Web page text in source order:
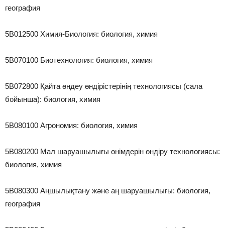
география
5В012500 Химия-Биология: биология, химия
5В070100 Биотехнология: биология, химия
5В072800 Қайта өңдеу өндірістерінің технологиясы (сала
бойынша): биология, химия
5В080100 Агрономия: биология, химия
5В080200 Мал шаруашылығы өнімдерін өндіру технологиясы:
биология, химия
5В080300 Аңшылықтану және аң шаруашылығы: биология,
география